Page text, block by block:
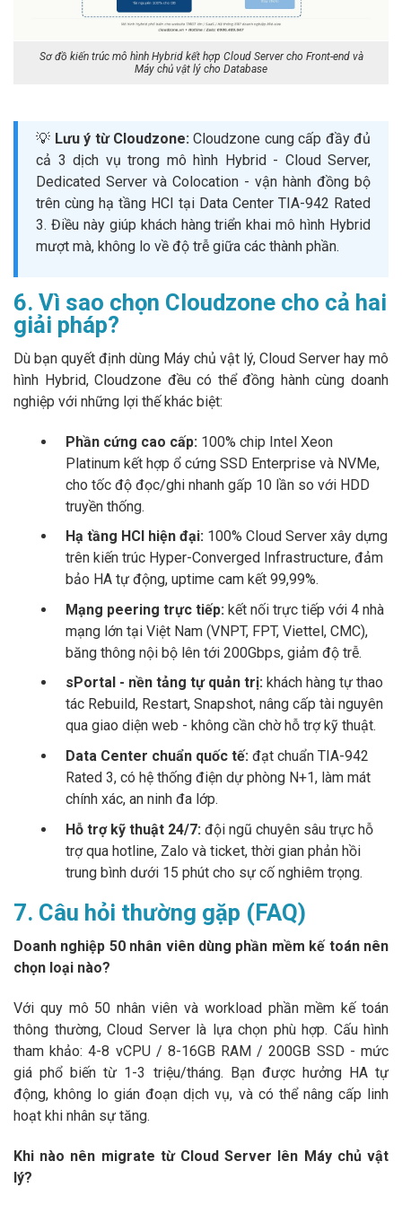
Sơ đồ kiến trúc mô hình Hybrid kết hợp Cloud Server cho Front-end và
Máy chủ vật lý cho Database
💡 Lưu ý từ Cloudzone: Cloudzone cung cấp đầy đủ
cả 3 dịch vụ trong mô hình Hybrid - Cloud Server,
Dedicated Server và Colocation - vận hành đồng bộ
trên cùng hạ tầng HCI tại Data Center TIA-942 Rated
3. Điều này giúp khách hàng triển khai mô hình Hybrid
mượt mà, không lo về độ trễ giữa các thành phần.
6. Vì sao chọn Cloudzone cho cả hai
giải pháp?
Dù bạn quyết định dùng Máy chủ vật lý, Cloud Server hay mô
hình Hybrid, Cloudzone đều có thể đồng hành cùng doanh
nghiệp với những lợi thế khác biệt:
Phần cứng cao cấp: 100% chip Intel Xeon
Platinum kết hợp ổ cứng SSD Enterprise và NVMe,
cho tốc độ đọc/ghi nhanh gấp 10 lần so với HDD
truyền thống.
Hạ tầng HCI hiện đại: 100% Cloud Server xây dựng
trên kiến trúc Hyper-Converged Infrastructure, đảm
bảo HA tự động, uptime cam kết 99,99%.
Mạng peering trực tiếp: kết nối trực tiếp với 4 nhà
mạng lớn tại Việt Nam (VNPT, FPT, Viettel, CMC),
băng thông nội bộ lên tới 200Gbps, giảm độ trễ.
sPortal - nền tảng tự quản trị: khách hàng tự thao
tác Rebuild, Restart, Snapshot, nâng cấp tài nguyên
qua giao diện web - không cần chờ hỗ trợ kỹ thuật.
Data Center chuẩn quốc tế: đạt chuẩn TIA-942
Rated 3, có hệ thống điện dự phòng N+1, làm mát
chính xác, an ninh đa lớp.
Hỗ trợ kỹ thuật 24/7: đội ngũ chuyên sâu trực hỗ
trợ qua hotline, Zalo và ticket, thời gian phản hồi
trung bình dưới 15 phút cho sự cố nghiêm trọng.
7. Câu hỏi thường gặp (FAQ)
Doanh nghiệp 50 nhân viên dùng phần mềm kế toán nên
chọn loại nào?
Với quy mô 50 nhân viên và workload phần mềm kế toán
thông thường, Cloud Server là lựa chọn phù hợp. Cấu hình
tham khảo: 4-8 vCPU / 8-16GB RAM / 200GB SSD - mức
giá phổ biến từ 1-3 triệu/tháng. Bạn được hưởng HA tự
động, không lo gián đoạn dịch vụ, và có thể nâng cấp linh
hoạt khi nhân sự tăng.
Khi nào nên migrate từ Cloud Server lên Máy chủ vật
lý?